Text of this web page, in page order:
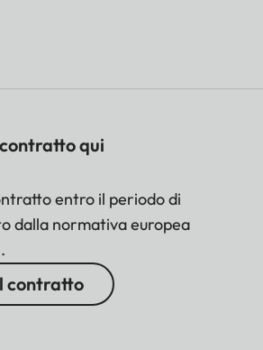
qui
entro il periodo di
dalla normativa europea
contratto